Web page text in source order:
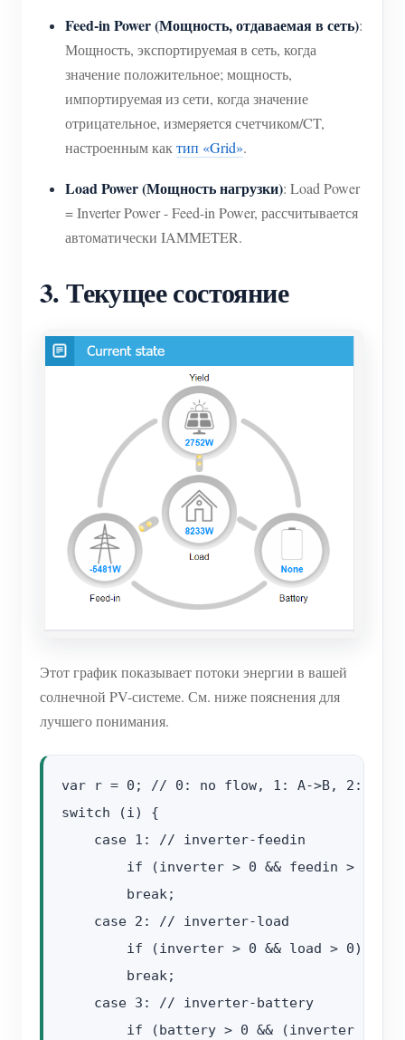
Feed-in Power (Мощность, отдаваемая в сеть):
Мощность, экспортируемая в сеть, когда
значение положительное; мощность,
импортируемая из сети, когда значение
отрицательное, измеряется счетчиком/CT,
настроенным кактип «Grid».
Load Power (Мощность нагрузки): Load Power
= Inverter Power - Feed-in Power, рассчитывается
автоматически IAMMETER.
3. Текущее состояние
Этот график показывает потоки энергии в вашей
солнечной PV-системе. См. ниже пояснения для
лучшего понимания.
var r = 0; // 0: no flow, 1: A->B, 2: B-
switch (i) {
    case 1: // inverter-feedin
if (inverter > 0 && feedin > 0) r
        break;
    case 2: // inverter-load
if (inverter > 0 && load > 0) r =
        break;
    case 3: // inverter-battery
if (battery > 0 && (inverter -